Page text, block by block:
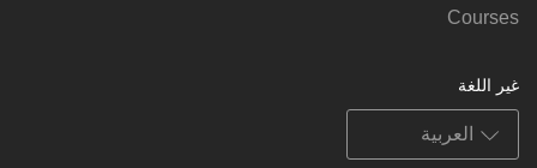
Courses
غير اللغة